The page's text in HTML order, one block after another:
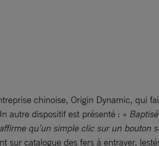
chinoise, Origin Dynamic, qui
autre dispositif est présenté : «
qu’un simple clic sur un bouton
sur catalogue des fers à entraver,